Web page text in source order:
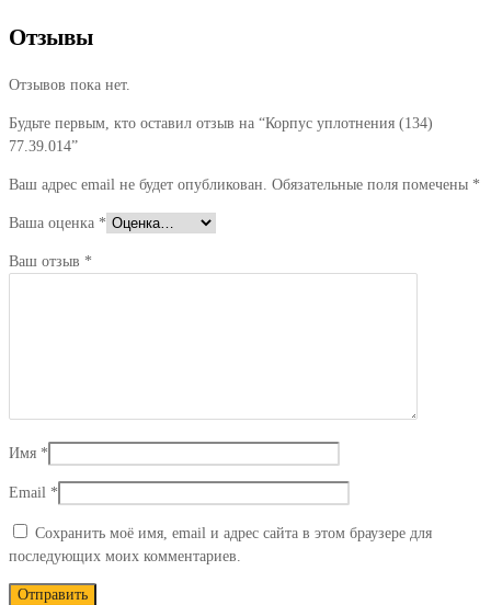
Отзывы
Отзывов пока нет.
Будьте первым, кто оставил отзыв на “Корпус уплотнения (134)
77.39.014”
Ваш адрес email не будет опубликован. Обязательные поля помечены *
Ваша оценка *
Ваш отзыв *
Имя *
Email *
Сохранить моё имя, email и адрес сайта в этом браузере для
последующих моих комментариев.